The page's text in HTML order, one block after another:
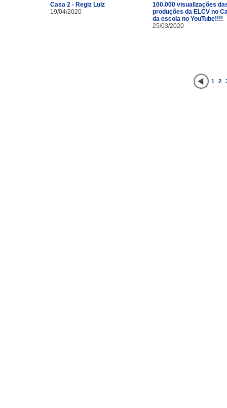
Casa 2 - Regiz Luiz
19/04/2020
100.000 visualizações
produções da ELCV no
da escola no YouTube!!!!
25/03/2020
1 2